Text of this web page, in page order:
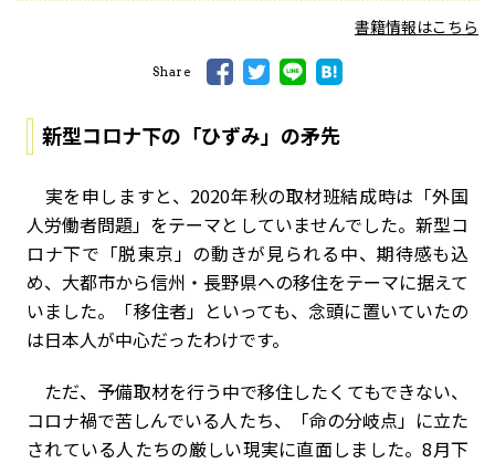
書籍情報はこちら
Share
新型コロナ下の「ひずみ」の矛先
実を申しますと、2020年秋の取材班結成時は「外国
人労働者問題」をテーマとしていませんでした。新型コ
ロナ下で「脱東京」の動きが見られる中、期待感も込
め、大都市から信州・長野県への移住をテーマに据えて
いました。「移住者」といっても、念頭に置いていたの
は日本人が中心だったわけです。
ただ、予備取材を行う中で移住したくてもできない、
コロナ禍で苦しんでいる人たち、「命の分岐点」に立た
されている人たちの厳しい現実に直面しました。8月下